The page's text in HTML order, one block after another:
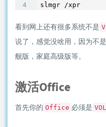
slmgr /xpr
看到网上还有很多系统不是
说了，感觉没啥用，因为不是
舰版，家庭高级版等。
激活Office
首先你的 Office 必须是 VOL